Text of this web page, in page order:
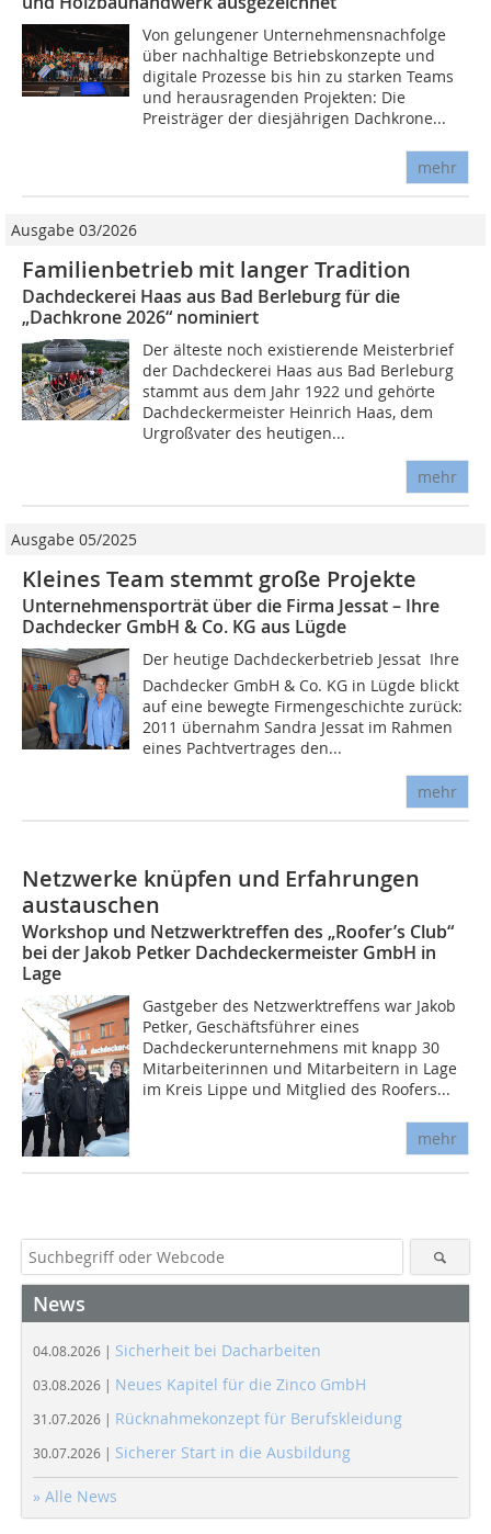
Von gelungener Unternehmensnachfolge
über nachhaltige Betriebskonzepte und
digitale Prozesse bis hin zu starken Teams
und herausragenden Projekten: Die
Preisträger der diesjährigen Dachkrone...
mehr
Ausgabe 03/2026
Familienbetrieb mit langer Tradition
Dachdeckerei Haas aus Bad Berleburg für die
„Dachkrone 2026“ nominiert
Der älteste noch existierende Meisterbrief
der Dachdeckerei Haas aus Bad Berleburg
stammt aus dem Jahr 1922 und gehörte
Dachdeckermeister Heinrich Haas, dem
Urgroßvater des heutigen...
mehr
Ausgabe 05/2025
Kleines Team stemmt große Projekte
Unternehmensporträt über die Firma Jessat – Ihre
Dachdecker GmbH & Co. KG aus Lügde
Der heutige Dachdeckerbetrieb Jessat  Ihre
Dachdecker GmbH & Co. KG in Lügde blickt
auf eine bewegte Firmengeschichte zurück:
2011 übernahm Sandra Jessat im Rahmen
eines Pachtvertrages den...
mehr
Netzwerke knüpfen und Erfahrungen
austauschen
Workshop und Netzwerktreffen des „Roofer’s Club“
bei der Jakob Petker Dachdeckermeister GmbH in
Lage
Gastgeber des Netzwerktreffens war Jakob
Petker, Geschäftsführer eines
Dachdeckerunternehmens mit knapp 30
Mitarbeiterinnen und Mitarbeitern in Lage
im Kreis Lippe und Mitglied des Roofers...
mehr
News
04.08.2026 | Sicherheit bei Dacharbeiten
03.08.2026 | Neues Kapitel für die Zinco GmbH
31.07.2026 | Rücknahmekonzept für Berufskleidung
30.07.2026 | Sicherer Start in die Ausbildung
» Alle News